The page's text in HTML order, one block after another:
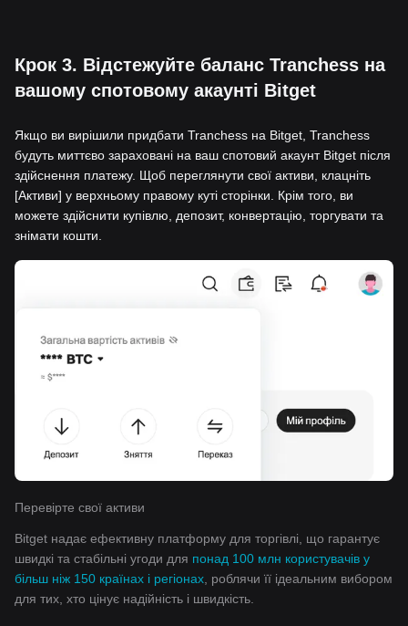
Крок 3. Відстежуйте баланс Tranchess на
вашому спотовому акаунті Bitget
Якщо ви вирішили придбати Tranchess на Bitget, Tranchess
будуть миттєво зараховані на ваш спотовий акаунт Bitget після
здійснення платежу. Щоб переглянути свої активи, клацніть
[Активи] у верхньому правому куті сторінки. Крім того, ви
можете здійснити купівлю, депозит, конвертацію, торгувати та
знімати кошти.
Перевірте свої активи
Bitget надає ефективну платформу для торгівлі, що гарантує
швидкі та стабільні угоди для понад 100 млн користувачів у
більш ніж 150 країнах і регіонах , роблячи її ідеальним вибором
для тих, хто цінує надійність і швидкість.